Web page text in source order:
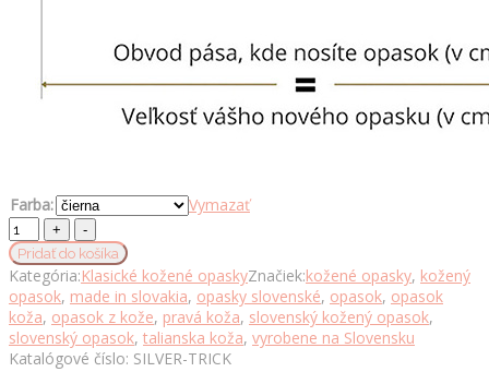
Farba:
Vymazať
Kožený
opasok
SILVER
TRICK,
šírka
3.3cm,
Ručná
výroba
Pridať do košíka
Kategória:Klasické kožené opaskyZnačiek:kožené opasky, kožený
opasok, made in slovakia, opasky slovenské, opasok, opasok
koža, opasok z kože, pravá koža, slovenský kožený opasok,
slovenský opasok, talianska koža, vyrobene na Slovensku
Katalógové číslo: SILVER-TRICK